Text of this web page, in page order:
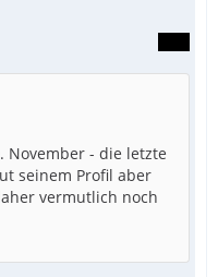
November - die letzte
seinem Profil aber
vermutlich noch